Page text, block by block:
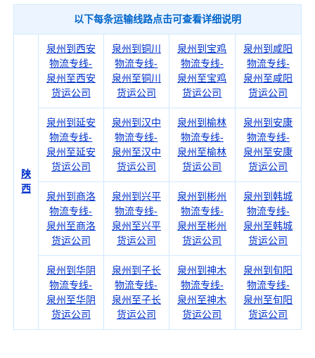
以下每条运输线路点击可查看详细说明
陕
西
泉州到西安
物流专线-
泉州至西安
货运公司
泉州到铜川
物流专线-
泉州至铜川
货运公司
泉州到宝鸡
物流专线-
泉州至宝鸡
货运公司
泉州到咸阳
物流专线-
泉州至咸阳
货运公司
泉州到延安
物流专线-
泉州至延安
货运公司
泉州到汉中
物流专线-
泉州至汉中
货运公司
泉州到榆林
物流专线-
泉州至榆林
货运公司
泉州到安康
物流专线-
泉州至安康
货运公司
泉州到商洛
物流专线-
泉州至商洛
货运公司
泉州到兴平
物流专线-
泉州至兴平
货运公司
泉州到彬州
物流专线-
泉州至彬州
货运公司
泉州到韩城
物流专线-
泉州至韩城
货运公司
泉州到华阴
物流专线-
泉州至华阴
货运公司
泉州到子长
物流专线-
泉州至子长
货运公司
泉州到神木
物流专线-
泉州至神木
货运公司
泉州到旬阳
物流专线-
泉州至旬阳
货运公司